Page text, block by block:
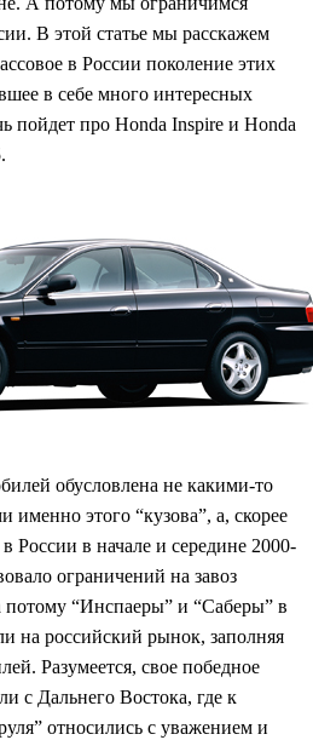
В этой статье мы расскажем
в России поколение этих
в себе много интересных
пойдет про Honda Inspire и Honda
обусловлена не какими-то
именно этого “кузова”, а, скорее
России в начале и середине 2000-
ограничений на завоз
“Инспаеры” и “Саберы” в
на российский рынок, заполняя
Разумеется, свое победное
с Дальнего Востока, где к
относились с уважением и